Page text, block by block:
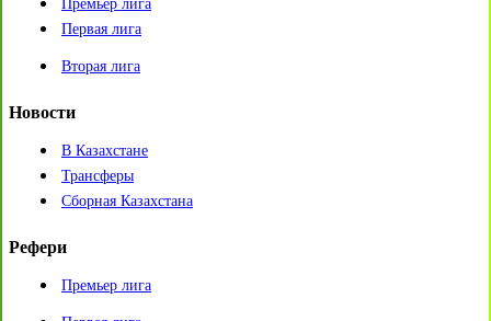
Премьер лига
Первая лига
Вторая лига
Новости
В Казахстане
Трансферы
Сборная Казахстана
Рефери
Премьер лига